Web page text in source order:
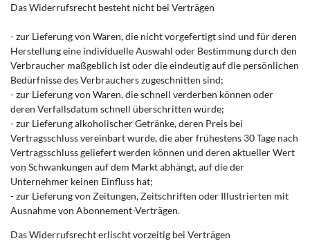
Das Widerrufsrecht besteht nicht bei Verträgen
- zur Lieferung von Waren, die nicht vorgefertigt sind und für deren
Herstellung eine individuelle Auswahl oder Bestimmung durch den
Verbraucher maßgeblich ist oder die eindeutig auf die persönlichen
Bedürfnisse des Verbrauchers zugeschnitten sind;
- zur Lieferung von Waren, die schnell verderben können oder
deren Verfallsdatum schnell überschritten würde;
- zur Lieferung alkoholischer Getränke, deren Preis bei
Vertragsschluss vereinbart wurde, die aber frühestens 30 Tage nach
Vertragsschluss geliefert werden können und deren aktueller Wert
von Schwankungen auf dem Markt abhängt, auf die der
Unternehmer keinen Einfluss hat;
- zur Lieferung von Zeitungen, Zeitschriften oder Illustrierten mit
Ausnahme von Abonnement-Verträgen.
Das Widerrufsrecht erlischt vorzeitig bei Verträgen